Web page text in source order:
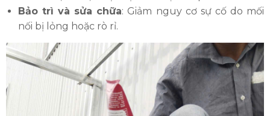
Bảo trì và sửa chữa: Giảm nguy cơ sự cố do mối
nối bị lỏng hoặc rò rỉ.